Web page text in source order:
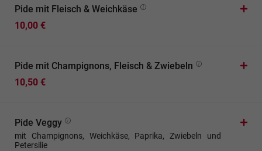
Pide mit Fleisch & Weichkäse
10,00 €
Pide mit Champignons, Fleisch & Zwiebeln
10,50 €
Pide Veggy
mit Champignons, Weichkäse, Paprika, Zwiebeln und
Petersilie